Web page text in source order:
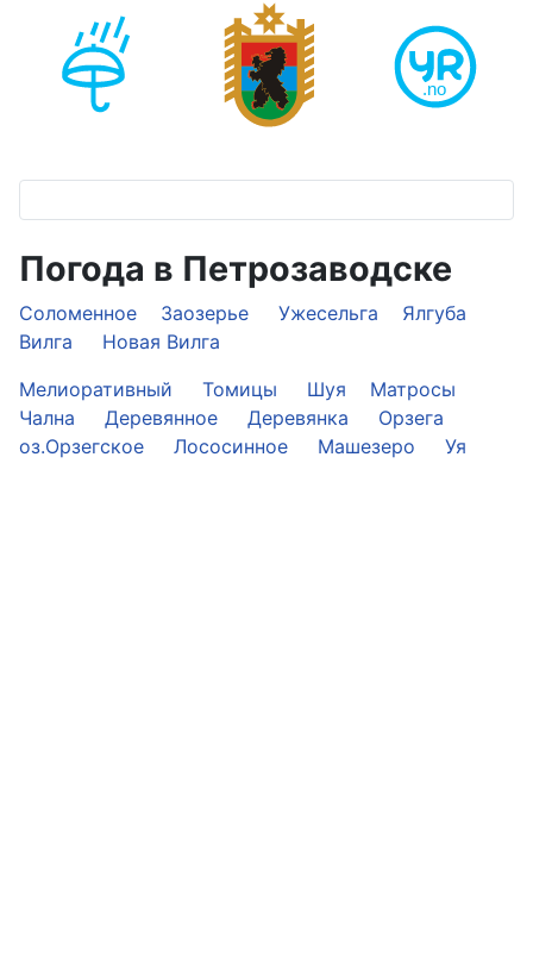
Погода в Петрозаводске
Соломенное Заозерье Ужесельга
Ялгуба
Вилга
Новая Вилга
Мелиоративный
Томицы Шуя
Матросы
Чална
Деревянное Деревянка
Орзега
оз.Орзегское
Лососинное Машезеро Уя